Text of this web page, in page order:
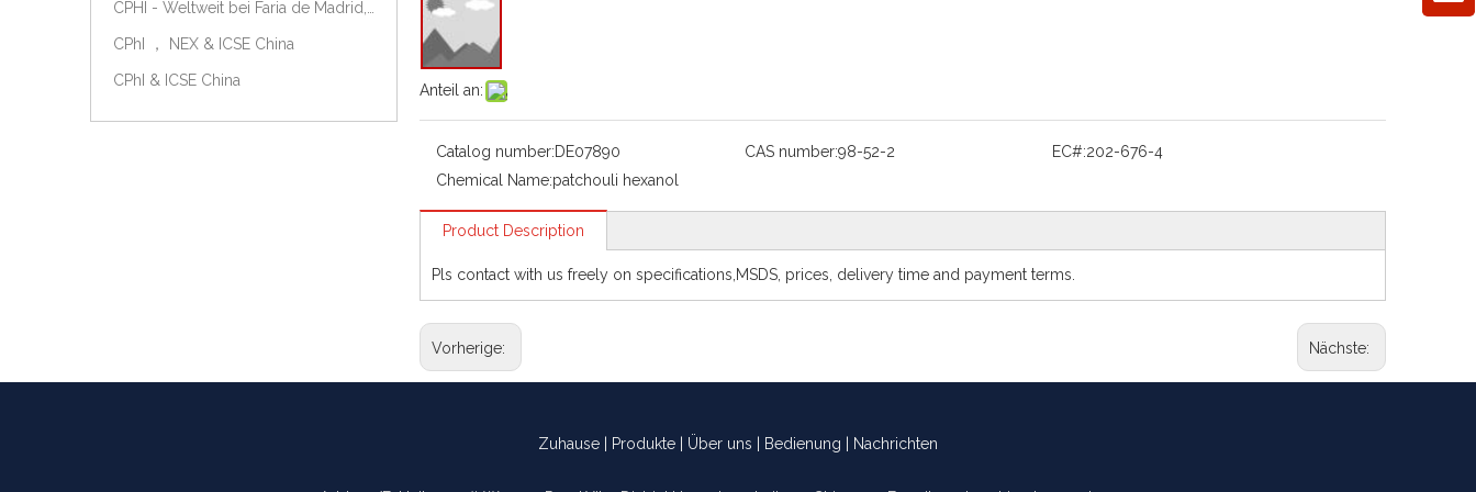
CPhI ， NEX & ICSE China
CPhI & ICSE China
Anteil an:
Catalog number:DE07890 CAS number:98-52-2 EC#:202-676-4
Chemical Name:patchouli hexanol
Product Description
Pls contact with us freely on specifications,MSDS, prices, delivery time and payment terms.
Vorherige: Nächste:
Zuhause Produkte Über uns Bedienung Nachrichten